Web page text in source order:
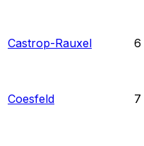
Castrop-Rauxel
6
Coesfeld
7